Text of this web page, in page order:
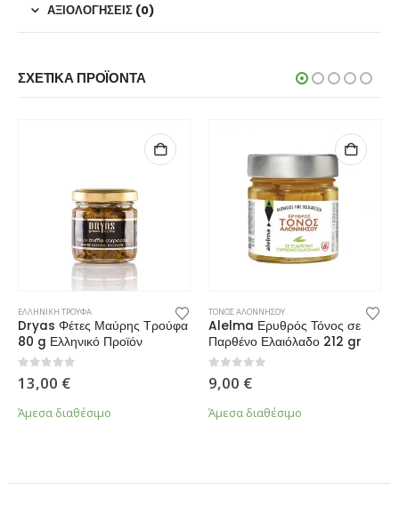
ΑΞΙΟΛΟΓΉΣΕΙΣ (0)
ΣΧΕΤΙΚΆ ΠΡΟΪΌΝΤΑ
ΕΛΛΗΝΙΚΗ ΤΡΟΥΦΑ
Dryas Φέτες Μαύρης Τρούφα
80 g Ελληνικό Προϊόν
0 από 5
13,00 €
Άμεσα διαθέσιμο
ΤΟΝΟΣ ΑΛΟΝΝΗΣΟΥ
Alelma Ερυθρός Τόνος σε
Παρθένο Ελαιόλαδο 212 gr
0 από 5
9,00 €
Άμεσα διαθέσιμο